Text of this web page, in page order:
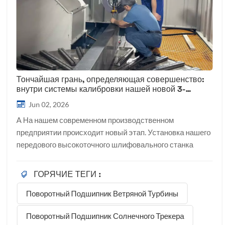
Тончайшая грань, определяющая совершенство:
внутри системы калибровки нашей новой 3-
метровой высокоточной шлифовальной машины.
Jun 02, 2026
A На нашем современном производственном
предприятии происходит новый этап. Установка нашего
передового высокоточного шлифовального станка
важную фазу: калибровку и монтаж прочного
магнитного патрона. Это оборудование представляет
собой значительные технологические инвестиции,
направленные на повышение наших производственных
возможностей по выпуску крупногабаритных
ГОРЯЧИЕ ТЕГИ :
Поворотный Подшипник Ветряной Турбины
Поворотный Подшипник Солнечного Трекера